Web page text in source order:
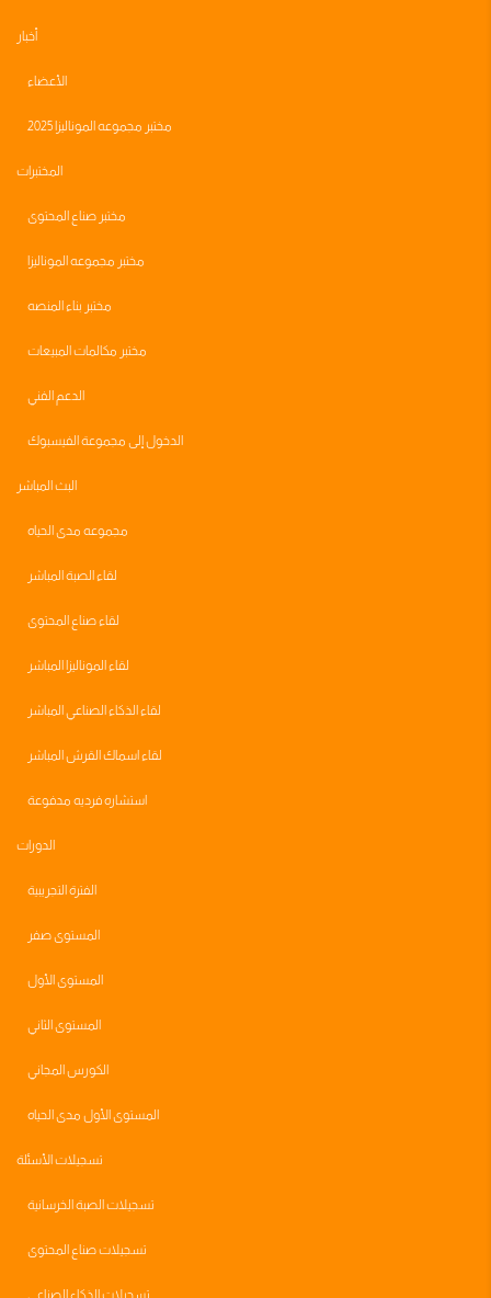
أخبار
الأعضاء
مختبر مجموعه الموناليزا 2025
المختبرات
مختبر صناع المحتوى
مختبر مجموعه الموناليزا
مختبر بناء المنصه
مختبر مكالمات المبيعات
الدعم الفني
الدخول إلى مجموعة الفيسبوك
البث المباشر
مجموعه مدى الحياه
لقاء الصبة المباشر
لقاء صناع المحتوى
لقاء الموناليزا المباشر
لقاء الذكاء الصناعي المباشر
لقاء اسماك القرش المباشر
استشاره فرديه مدفوعة
الدورات
الفترة التجريبية
المستوى صفر
المستوى الأول
المستوى الثاني
الكورس المجاني
المستوى الأول مدى الحياه
تسجيلات الأسئلة
تسجيلات الصبة الخرسانية
تسجيلات صناع المحتوى
تسجيلات الذكاء الصناعي